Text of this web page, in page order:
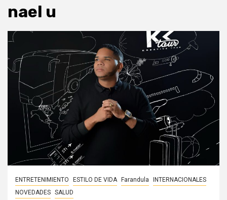
nael u
ENTRETENIMIENTO ESTILO DE VIDA Farandula
INTERNACIONALES
NOVEDADES SALUD